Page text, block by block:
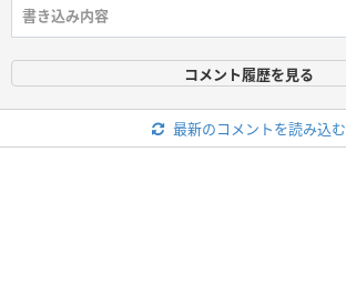
コメント履歴を見る
最新のコメントを読み込む